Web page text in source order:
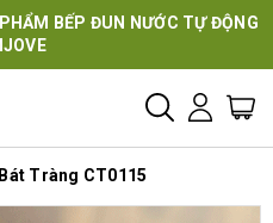
BẾP ĐUN NƯỚC TỰ ĐỘNG
Tràng CT0115